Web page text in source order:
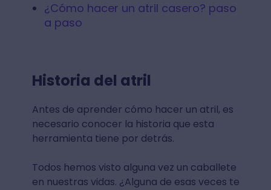
¿Cómo hacer un atril casero? paso
a paso
Historia del atril
Antes de aprender cómo hacer un atril, es
necesario conocer la historia que esta
herramienta tiene por detrás.
Todos hemos visto alguna vez un caballete
en nuestras vidas. ¿Alguna de esas veces te